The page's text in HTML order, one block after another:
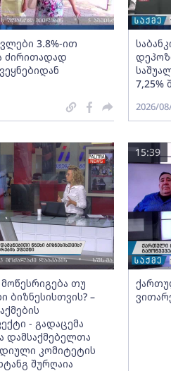
3.8%-ით
ძირითადად
7,25%
2026/
თუ
ბიზნესისთვის? –
- გადაცემა
დამსაქმებელთა
კომიტეტის
შურღაია
15:39